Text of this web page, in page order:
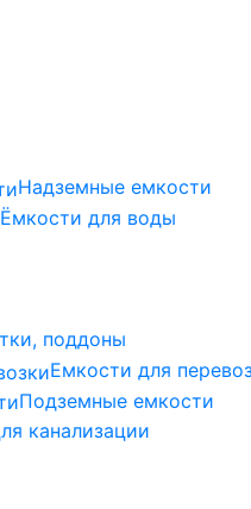
Надземные емкости
Ёмкости для воды
поддоны
Емкости для
Подземные емкости
канализации